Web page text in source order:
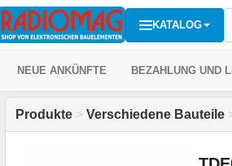
KATALOG
NEUE ANKÜNFTE BEZAHLUNG UND
Produkte > Verschiedene Bauteile